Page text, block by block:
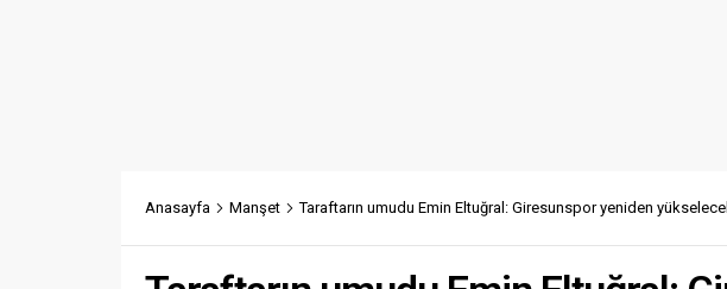
Anasayfa Manşet Taraftarın umudu Emin Eltuğral: Giresunspor yeniden